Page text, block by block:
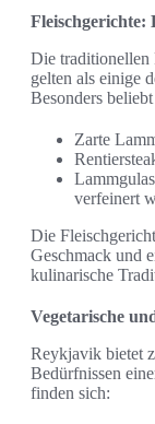
Fleischgerichte:
Die traditionellen
gelten als einige
Besonders
Zarte
verfeinert
Die
Geschmack und
kulinarische
Vegetarische
Reykjavik bietet
Bedürfnissen
finden sich: